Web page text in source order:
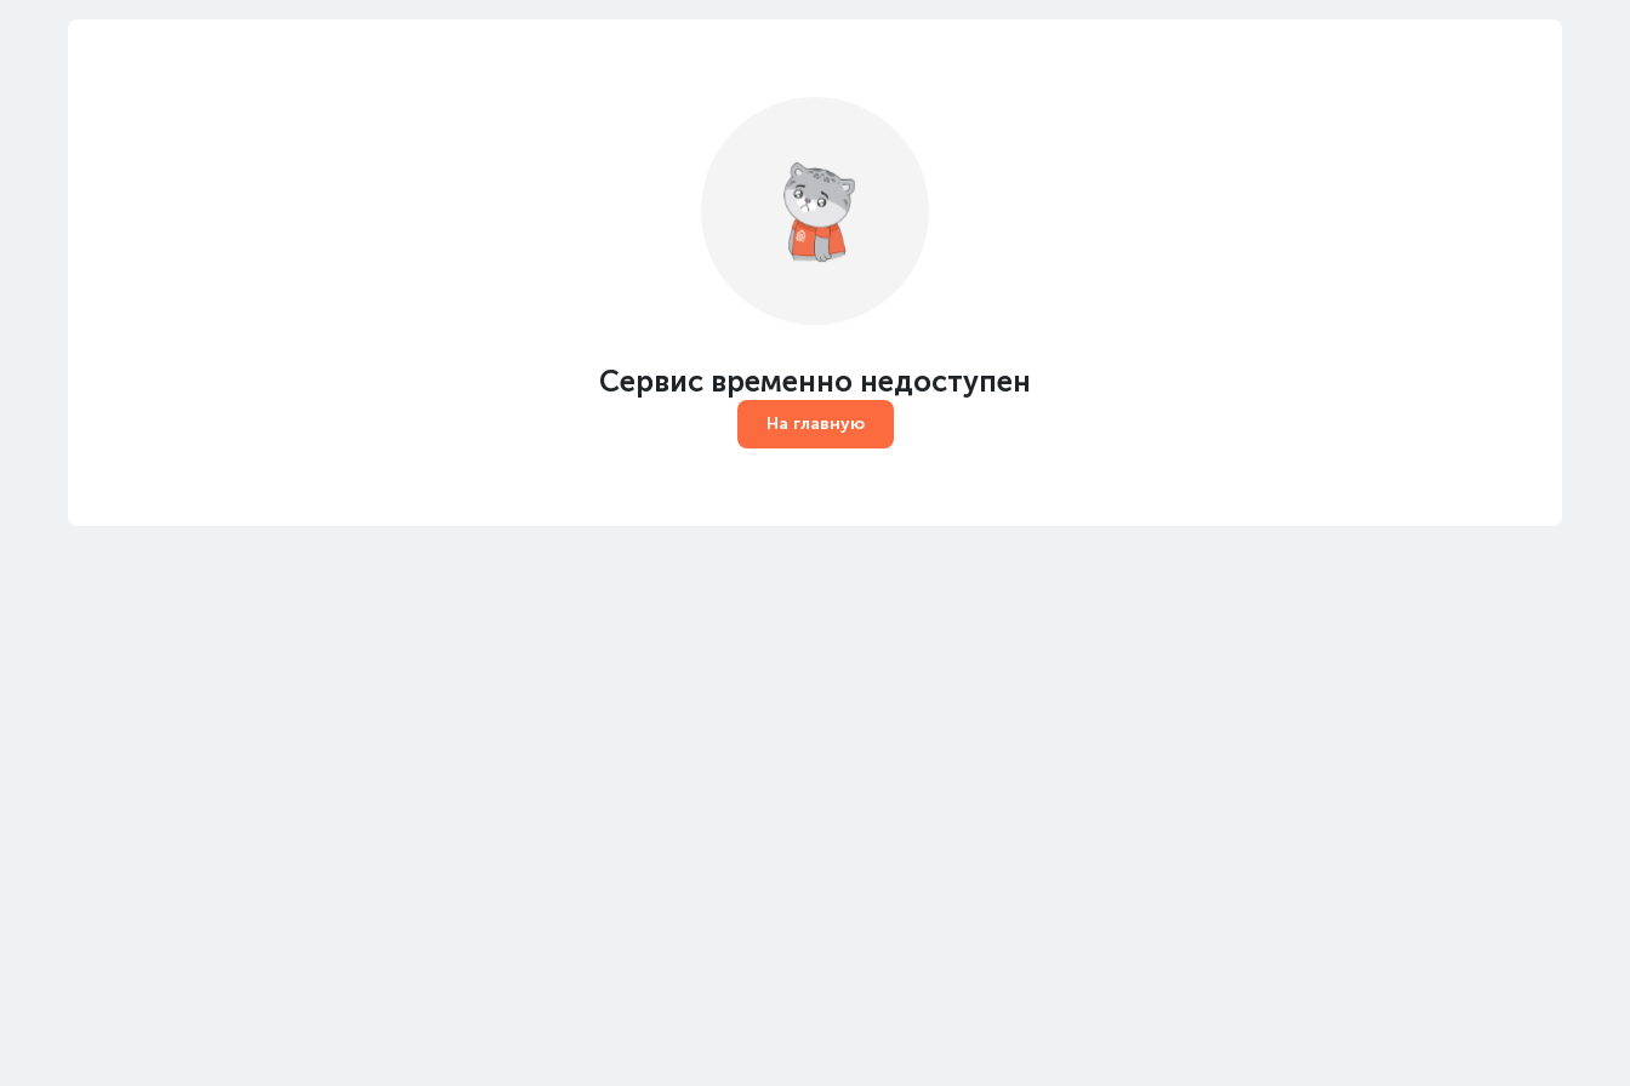
Сервис временно недоступен
На главную